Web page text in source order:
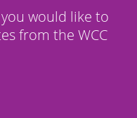
would like to
from the WCC